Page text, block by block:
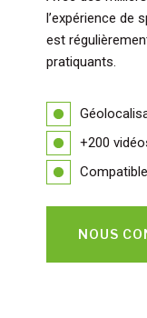
l’expérience de
est
pratiquants.
+200
NOUS